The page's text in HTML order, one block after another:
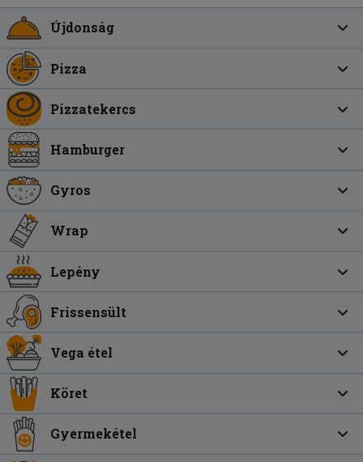
Újdonság
Pizza
Pizzatekercs
Hamburger
Gyros
Wrap
Lepény
Frissensült
Vega étel
Köret
Gyermekétel